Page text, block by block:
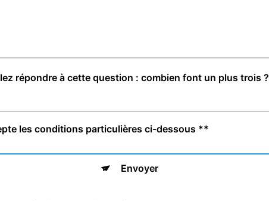
répondre à cette question : combien font un plus trois ?
les conditions particulières ci-dessous **
Envoyer